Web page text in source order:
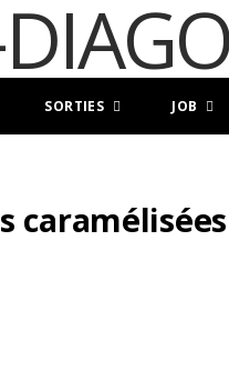
SORTIES JOB
caramélisées